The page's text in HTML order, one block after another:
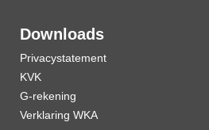
Downloads
Privacystatement
KVK
G-rekening
Verklaring WKA